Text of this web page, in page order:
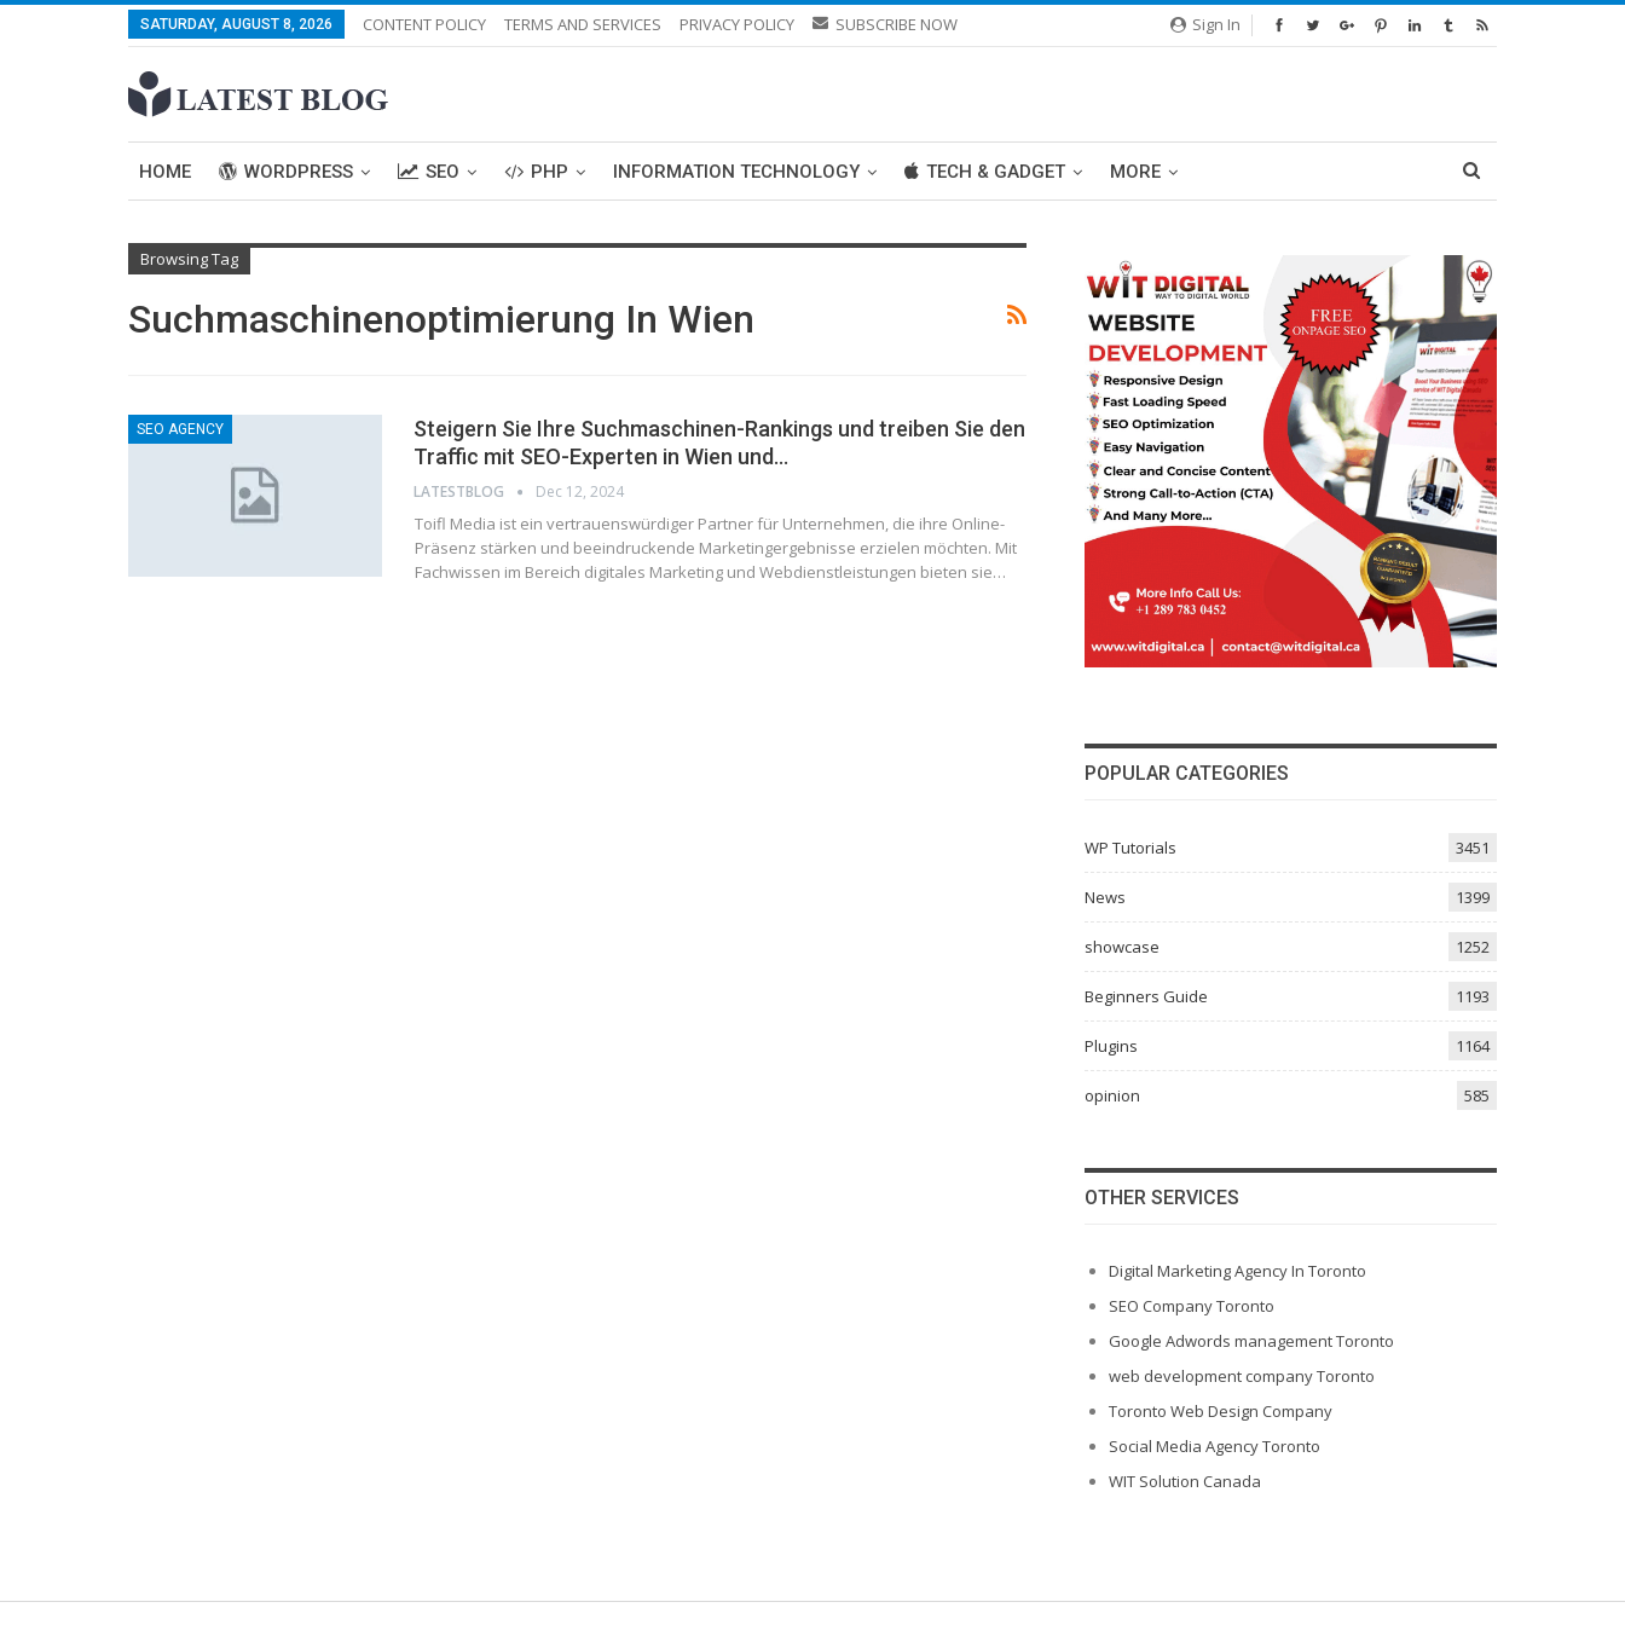
Sign In
SATURDAY, AUGUST 8, 2026 CONTENT POLICY TERMS AND SERVICES PRIVACY POLICY SUBSCRIBE NOW
HOME WORDPRESS SEO PHP INFORMATION TECHNOLOGY TECH & GADGET MORE
Browsing Tag
Suchmaschinenoptimierung In Wien
SEO AGENCY
Steigern Sie Ihre Suchmaschinen-Rankings und treiben Sie den
Traffic mit SEO-Experten in Wien und…
LATESTBLOG Dec 12, 2024
Toifl Media ist ein vertrauenswürdiger Partner für Unternehmen, die ihre Online-
Präsenz stärken und beeindruckende Marketingergebnisse erzielen möchten. Mit
Fachwissen im Bereich digitales Marketing und Webdienstleistungen bieten sie…
POPULAR CATEGORIES
WP Tutorials 3451
News 1399
showcase 1252
Beginners Guide 1193
Plugins 1164
opinion 585
OTHER SERVICES
Digital Marketing Agency In Toronto
SEO Company Toronto
Google Adwords management Toronto
web development company Toronto
Toronto Web Design Company
Social Media Agency Toronto
WIT Solution Canada